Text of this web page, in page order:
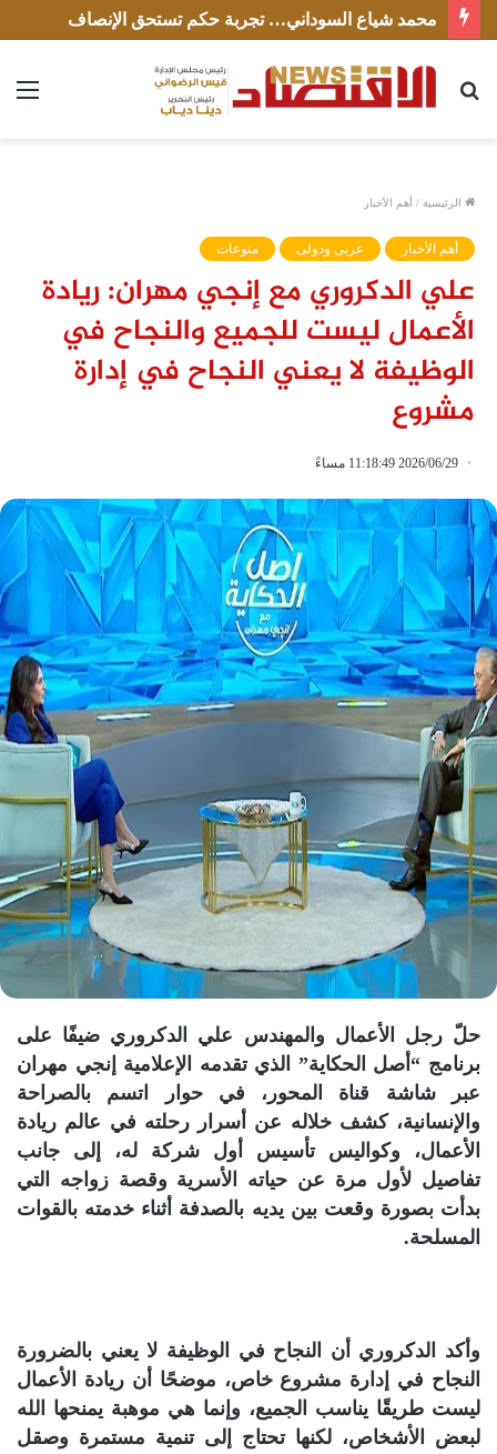
محمد شياع السوداني… تجربة حكم تستحق الإنصاف
الرئيسية / أهم الأخبار
أهم الأخبار عربى ودولى منوعات
علي الدكروري مع إنجي مهران: ريادة
الأعمال ليست للجميع والنجاح في
الوظيفة لا يعني النجاح في إدارة
مشروع
2026/06/29 11:18:49 مساءً
حلّ رجل الأعمال والمهندس علي الدكروري ضيفًا على
برنامج “أصل الحكاية” الذي تقدمه الإعلامية إنجي مهران
عبر شاشة قناة المحور، في حوار اتسم بالصراحة
والإنسانية، كشف خلاله عن أسرار رحلته في عالم ريادة
الأعمال، وكواليس تأسيس أول شركة له، إلى جانب
تفاصيل لأول مرة عن حياته الأسرية وقصة زواجه التي
بدأت بصورة وقعت بين يديه بالصدفة أثناء خدمته بالقوات
المسلحة.
وأكد الدكروري أن النجاح في الوظيفة لا يعني بالضرورة
النجاح في إدارة مشروع خاص، موضحًا أن ريادة الأعمال
ليست طريقًا يناسب الجميع، وإنما هي موهبة يمنحها الله
لبعض الأشخاص، لكنها تحتاج إلى تنمية مستمرة وصقل